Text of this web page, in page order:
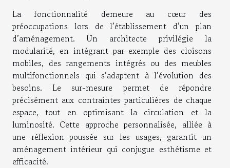
La fonctionnalité demeure au cœur des
préoccupations lors de l’établissement d’un plan
d’aménagement. Un architecte privilégie la
modularité, en intégrant par exemple des cloisons
mobiles, des rangements intégrés ou des meubles
multifonctionnels qui s’adaptent à l’évolution des
besoins. Le sur-mesure permet de répondre
précisément aux contraintes particulières de chaque
espace, tout en optimisant la circulation et la
luminosité. Cette approche personnalisée, alliée à
une réflexion poussée sur les usages, garantit un
aménagement intérieur qui conjugue esthétisme et
efficacité.